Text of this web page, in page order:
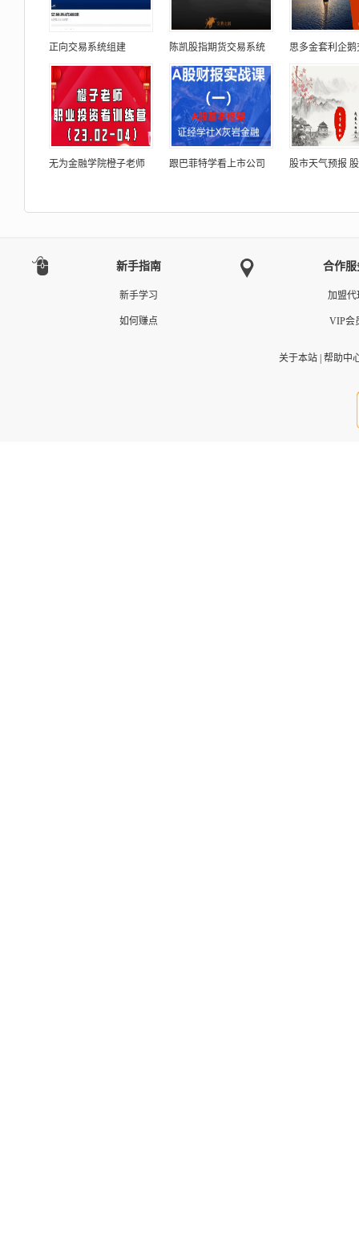
正向交易系统组建 陈凯股指期货交易系统 思多金套利企鹅
无为金融学院橙子老师 跟巴菲特学看上市公司 股市天气预报
新手指南
新手学习
如何赚点
合作服
加盟代
VIP会
关于本站| 帮助中